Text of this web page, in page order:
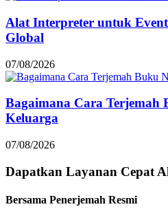
Alat Interpreter untuk
Global
07/08/2026
Bagaimana Cara
Keluarga
07/08/2026
Dapatkan Layanan Cepat
Bersama Penerjemah Resmi